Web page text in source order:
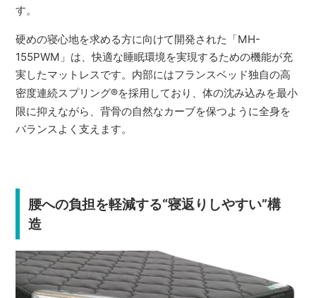
す。
硬めの寝心地を求める方に向けて開発された「MH-
155PWM」は、快適な睡眠環境を実現するための機能が充
実したマットレスです。内部にはフランスベッド独自の高
密度連続スプリング®を採用しており、体の沈み込みを最小
限に抑えながら、背骨の自然なカーブを保つように全身を
バランスよく支えます。
腰への負担を軽減する“寝返りしやすい”構
造